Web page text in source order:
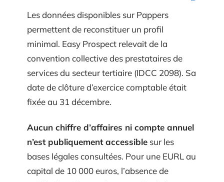
Les données disponibles sur Pappers
permettent de reconstituer un profil
minimal. Easy Prospect relevait de la
convention collective des prestataires de
services du secteur tertiaire (IDCC 2098). Sa
date de clôture d’exercice comptable était
fixée au 31 décembre.
Aucun chiffre d’affaires ni compte annuel
n’est publiquement accessible sur les
bases légales consultées. Pour une EURL au
capital de 10 000 euros, l’absence de